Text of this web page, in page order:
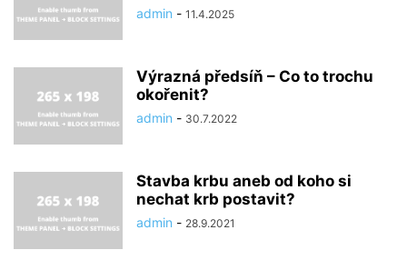
admin - 11.4.2025
Výrazná předsíň – Co to trochu
okořenit?
admin - 30.7.2022
Stavba krbu aneb od koho si
nechat krb postavit?
admin - 28.9.2021